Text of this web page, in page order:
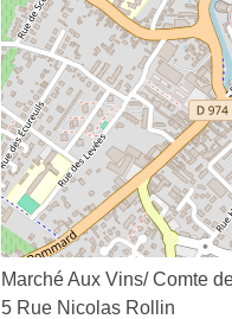
Marché Aux Vins/ Comte
5 Rue Nicolas Rollin